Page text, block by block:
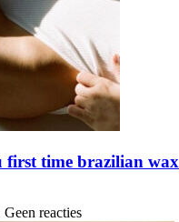
first time brazilian wax
Geen reacties